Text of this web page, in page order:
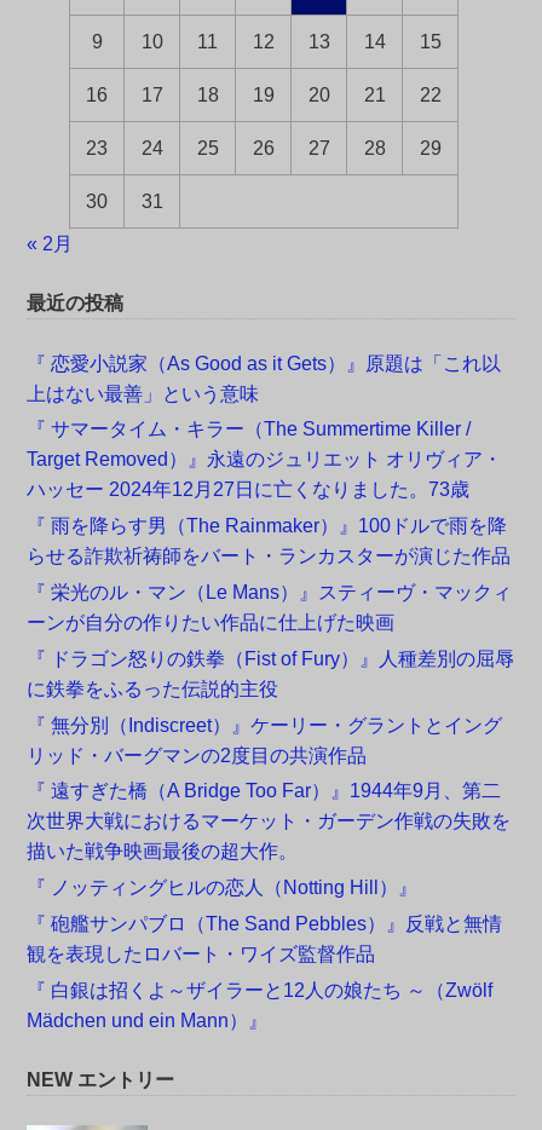
9 10 11 12 13 14 15
16 17 18 19 20 21 22
23 24 25 26 27 28 29
30 31
« 2月
最近の投稿
『 恋愛小説家（As Good as it Gets）』原題は「これ以
上はない最善」という意味
『 サマータイム・キラー（The Summertime Killer /
Target Removed）』永遠のジュリエット オリヴィア・
ハッセー 2024年12月27日に亡くなりました。73歳
『 雨を降らす男（The Rainmaker）』100ドルで雨を降
らせる詐欺祈祷師をバート・ランカスターが演じた作品
『 栄光のル・マン（Le Mans）』スティーヴ・マックィ
ーンが自分の作りたい作品に仕上げた映画
『 ドラゴン怒りの鉄拳（Fist of Fury）』人種差別の屈辱
に鉄拳をふるった伝説的主役
『 無分別（Indiscreet）』ケーリー・グラントとイング
リッド・バーグマンの2度目の共演作品
『 遠すぎた橋（A Bridge Too Far）』1944年9月、第二
次世界大戦におけるマーケット・ガーデン作戦の失敗を
描いた戦争映画最後の超大作。
『 ノッティングヒルの恋人（Notting Hill）』
『 砲艦サンパブロ（The Sand Pebbles）』反戦と無情
観を表現したロバート・ワイズ監督作品
『 白銀は招くよ～ザイラーと12人の娘たち ～（Zwölf
Mädchen und ein Mann）』
NEW エントリー